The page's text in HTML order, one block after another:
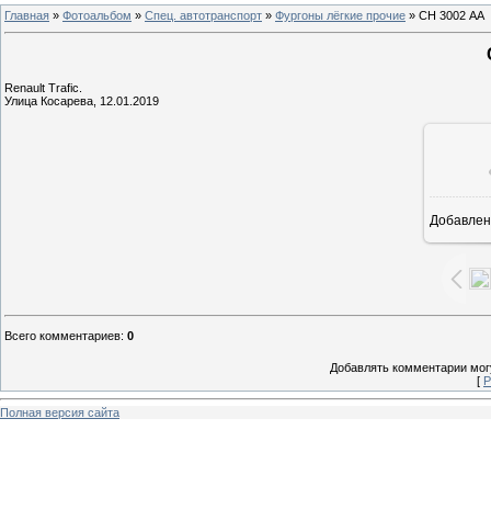
Главная » Фотоальбом » Спец. автотранспорт » Фургоны лёгкие прочие » СН 3002 АА
Renault Trafic.
Улица Косарева, 12.01.2019
Всего комментариев: 0
Добавлять комментарии
[
Полная версия сайта